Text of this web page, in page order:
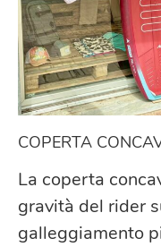
COPERTA
La coperta
gravità del rider
galleggiamento